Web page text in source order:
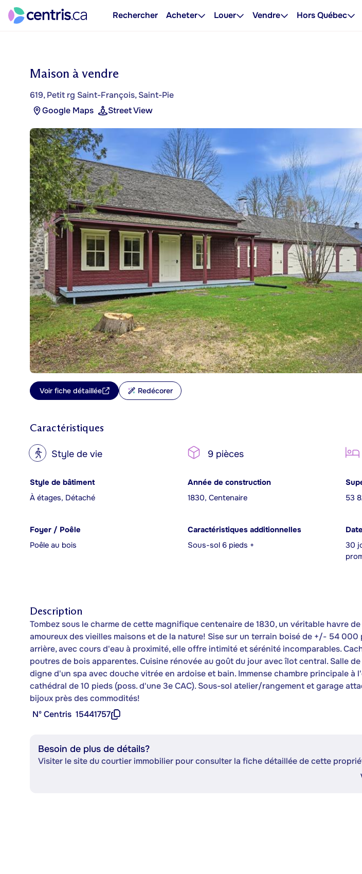
Rechercher Acheter Louer Vendre Hors Québec
Maison à vendre
619, Petit rg Saint-François, Saint-Pie
Google Maps
Street View
Voir fiche détaillée Redécorer
Caractéristiques
? Style de vie 9 pièces
Style de bâtiment
À étages, Détaché
Année de construction
1830, Centenaire
53
Foyer / Poêle
Poêle au bois
Caractéristiques additionnelles
Sous-sol 6 pieds +
30
Description
Tombez sous le charme de cette magnifique centenaire de 1830, un véritable havre
amoureux des vieilles maisons et de la nature! Sise sur un terrain boisé de +/- 54 000
arrière, avec cours d'eau à proximité, elle offre intimité et sérénité incomparables.
poutres de bois apparentes. Cuisine rénovée au goût du jour avec îlot central. Salle
digne d'un spa avec douche vitrée en ardoise et bain. Immense chambre principale à
cathédral de 10 pieds (poss. d'une 3e CAC). Sous-sol atelier/rangement et garage
bijoux près des commodités!
Nº Centris 15441757
Besoin de plus de détails?
Visiter le site du courtier immobilier pour consulter la fiche détaillée de cette